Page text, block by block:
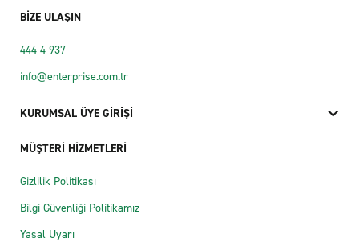
BİZE ULAŞIN
444 4 937
info@enterprise.com.tr
KURUMSAL ÜYE GİRİŞİ
MÜŞTERİ HİZMETLERİ
Gizlilik Politikası
Bilgi Güvenliği Politikamız
Yasal Uyarı